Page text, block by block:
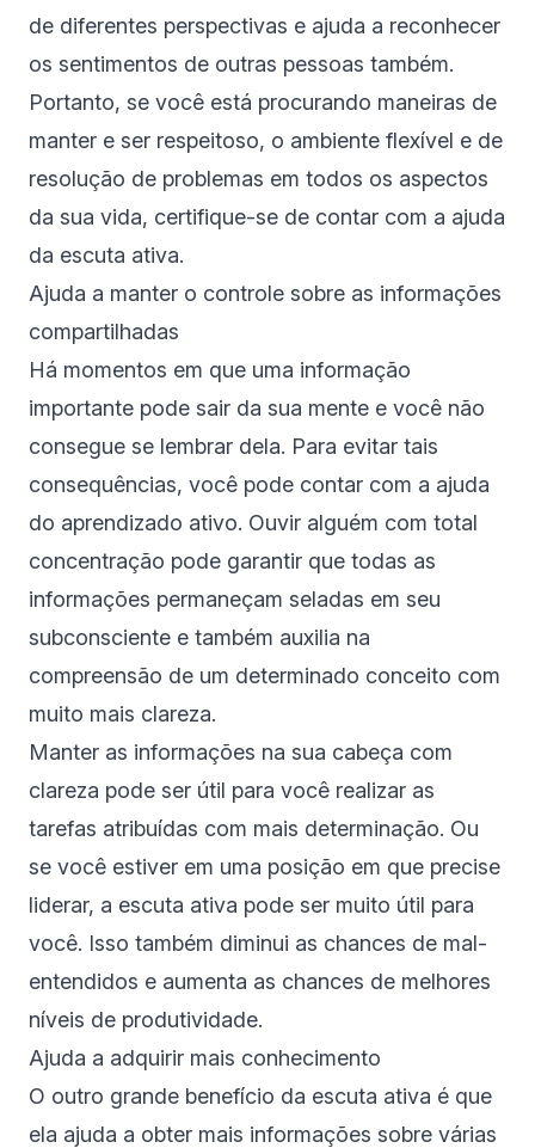
de diferentes perspectivas e ajuda a reconhecer
os sentimentos de outras pessoas também.
Portanto, se você está procurando maneiras de
manter e ser respeitoso, o ambiente flexível e de
resolução de problemas em todos os aspectos
da sua vida, certifique-se de contar com a ajuda
da escuta ativa.
Ajuda a manter o controle sobre as informações
compartilhadas
Há momentos em que uma informação
importante pode sair da sua mente e você não
consegue se lembrar dela. Para evitar tais
consequências, você pode contar com a ajuda
do aprendizado ativo. Ouvir alguém com total
concentração pode garantir que todas as
informações permaneçam seladas em seu
subconsciente e também auxilia na
compreensão de um determinado conceito com
muito mais clareza.
Manter as informações na sua cabeça com
clareza pode ser útil para você realizar as
tarefas atribuídas com mais determinação. Ou
se você estiver em uma posição em que precise
liderar, a escuta ativa pode ser muito útil para
você. Isso também diminui as chances de mal-
entendidos e aumenta as chances de melhores
níveis de produtividade.
Ajuda a adquirir mais conhecimento
O outro grande benefício da escuta ativa é que
ela ajuda a obter mais informações sobre várias